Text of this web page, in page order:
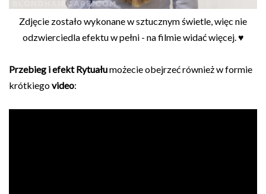
Zdjęcie zostało wykonane w sztucznym świetle, więc nie
odzwierciedla efektu w pełni - na filmie widać więcej. ♥
Przebieg i efekt Rytuałumożecie obejrzeć również w formie
krótkiegovideo: